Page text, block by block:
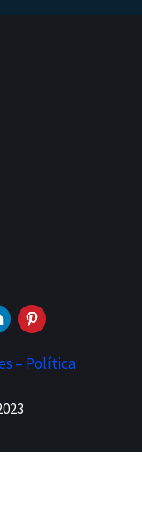
– Política